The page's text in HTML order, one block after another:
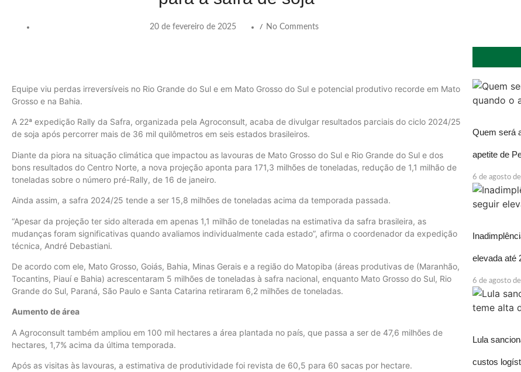
20 de fevereiro de 2025 / No Comments
Equipe viu perdas irreversíveis no Rio Grande do Sul e em Mato Grosso do Sul e potencial produtivo recorde em Mato
Grosso e na Bahia.
A 22ª expedição Rally da Safra, organizada pela Agroconsult, acaba de divulgar resultados parciais do ciclo 2024/25
de soja após percorrer mais de 36 mil quilômetros em seis estados brasileiros.
Diante da piora na situação climática que impactou as lavouras de Mato Grosso do Sul e Rio Grande do Sul e dos
bons resultados do Centro Norte, a nova projeção aponta para 171,3 milhões de toneladas, redução de 1,1 milhão de
toneladas sobre o número pré-Rally, de 16 de janeiro.
Ainda assim, a safra 2024/25 tende a ser 15,8 milhões de toneladas acima da temporada passada.
“Apesar da projeção ter sido alterada em apenas 1,1 milhão de toneladas na estimativa da safra brasileira, as
mudanças foram significativas quando avaliamos individualmente cada estado”, afirma o coordenador da expedição
técnica, André Debastiani.
De acordo com ele, Mato Grosso, Goiás, Bahia, Minas Gerais e a região do Matopiba (áreas produtivas de (Maranhão,
Tocantins, Piauí e Bahia) acrescentaram 5 milhões de toneladas à safra nacional, enquanto Mato Grosso do Sul, Rio
Grande do Sul, Paraná, São Paulo e Santa Catarina retiraram 6,2 milhões de toneladas.
Aumento de área
A Agroconsult também ampliou em 100 mil hectares a área plantada no país, que passa a ser de 47,6 milhões de
hectares, 1,7% acima da última temporada.
Após as visitas às lavouras, a estimativa de produtividade foi revista de 60,5 para 60 sacas por hectare.
Quem será
apetite de
6 de agosto
elevada até
6 de agosto
Lula
custos